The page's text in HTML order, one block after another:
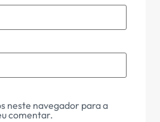
neste navegador para a
comentar.